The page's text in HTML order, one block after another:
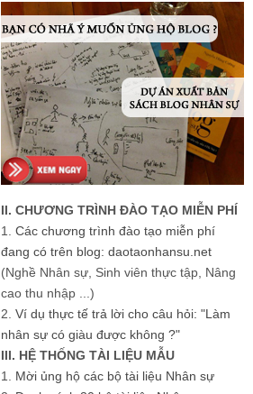
II. CHƯƠNG TRÌNH ĐÀO TẠO MIỄN PHÍ
1. Các chương trình đào tạo miễn phí
đang có trên blog: daotaonhansu.net
(Nghề Nhân sự, Sinh viên thực tập, Nâng
cao thu nhập ...)
2. Ví dụ thực tế trả lời cho câu hỏi: "Làm
nhân sự có giàu được không ?"
III. HỆ THỐNG TÀI LIỆU MẪU
1. Mời ủng hộ các bộ tài liệu Nhân sự